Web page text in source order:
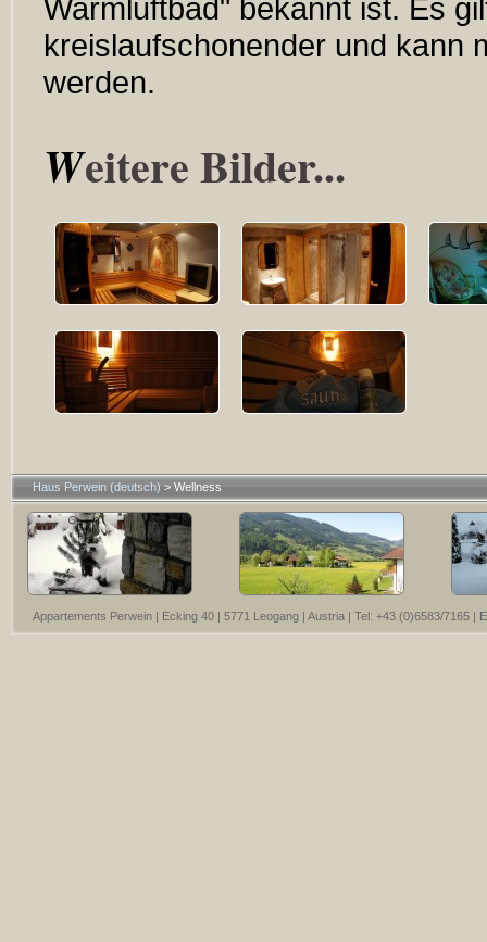
Warmluftbad" bekannt ist. Es
kreislaufschonender und kann
werden.
Weitere Bilder...
Haus Perwein (deutsch) > Wellness
Appartements Perwein | Ecking 40 | 5771 Leogang | Austria | Tel: +43 (0)6583/7165 |